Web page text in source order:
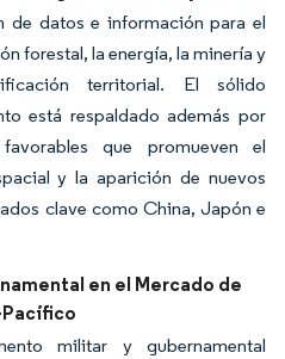
de datos e información para el
forestal, la energía, la minería y
territorial. El sólido
está respaldado además por
que promueven el
y la aparición de nuevos
clave como China, Japón e
en el Mercado de
militar y gubernamental